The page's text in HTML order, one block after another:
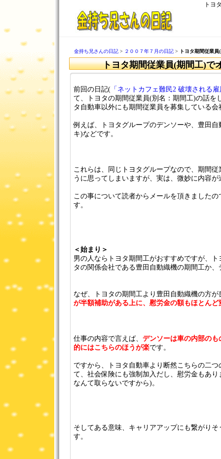
トヨ
金持ち兄さんの日記 > ２００７年７月の日記 > トヨタ期間従業
トヨタ期間従業員(期間工)で
前回の日記(「ネットカフェ難民2 破壊される
て、トヨタの期間従業員(別名：期間工)の話を
タ自動車以外にも期間従業員を募集している
例えば、トヨタグループのデンソーや、豊田
キ)などです。
これらは、同じトヨタグループなので、期間
うに思ってしまいますが、実は、微妙に内容が
この事について読者からメールを頂きました
す。
＜始まり＞
男の人ならトヨタ期間工がおすすめですが、
タの関係会社である豊田自動織機の期間工か
なぜ、トヨタの期間工より豊田自動織機の方
が半額補助がある上に、慰労金の額もほとんど
仕事の内容で言えば、 デンソーは車の内部の
的にはこちらのほうが楽です。
ですから、トヨタ自動車より断然こちらの二
て、社会保険にも強制加入だし、慰労金もあ
なんて取らないですから)。
そしてある意味、キャリアアップにも繋がり
す。